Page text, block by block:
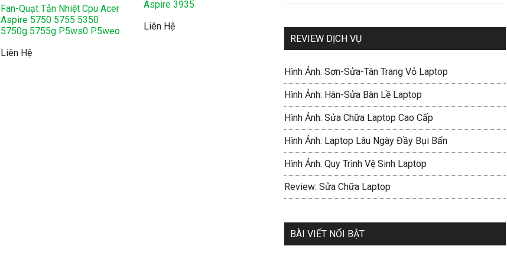
Fan-Quạt Tản Nhiệt Cpu Acer
Aspire 5750 5755 5350
5750g 5755g P5ws0 P5weo
Liên Hệ
Aspire 3935
Liên Hệ
REVIEW DỊCH VỤ
Hình Ảnh: Sơn-Sửa-Tân Trang Vỏ Laptop
Hình Ảnh: Hàn-Sửa Bàn Lề Laptop
Hình Ảnh: Sửa Chữa Laptop Cao Cấp
Hình Ảnh: Laptop Lâu Ngày Đầy Bụi Bẩn
Hình Ảnh: Quy Trình Vệ Sinh Laptop
Review: Sửa Chữa Laptop
BÀI VIẾT NỔI BẬT